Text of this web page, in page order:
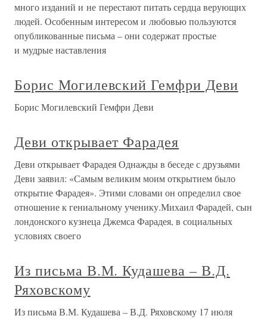
много изданий и не перестают питать сердца верующих
людей. Особенным интересом и любовью пользуются
опубликованные письма – они содержат простые
и мудрые наставления
Борис Могилевский Гемфри Деви
Борис Могилевский Гемфри Деви
Деви открывает Фарадея
Деви открывает Фарадея Однажды в беседе с друзьями
Деви заявил: «Самым великим моим открытием было
открытие Фарадея». Этими словами он определил свое
отношение к гениальному ученику.Михаил Фарадей, сын
лондонского кузнеца Джемса Фарадея, в социальных
условиях своего
Из письма В.М. Кудашева – В.Д.
Ряховскому
Из письма В.М. Кудашева – В.Д. Ряховскому 17 июля